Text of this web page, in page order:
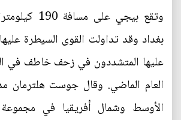
وتقع بيجي
بغداد وقد تداولت القوى السيطرة
عليها المتشددون في زحف خاطف في
العام الماضي. وقال جوست هلترمان
الأوسط وشمال أفريقيا في مجموعة